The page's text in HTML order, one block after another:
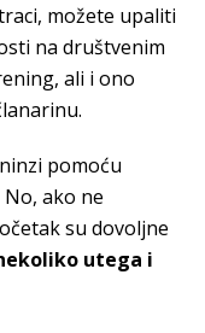
možete upaliti
na društvenim
ali i ono
pomoću
No, ako ne
su dovoljne
utega i